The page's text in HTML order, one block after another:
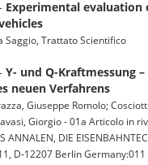
Experimental evaluation
Saggio, Trattato Scientifico
Y- und Q-Kraftmessung
neuen Verfahrens
Giuseppe Romolo;
Giorgio - 01a Articolo in
ANNALEN, DIE
D-12207 Berlin Germany:011